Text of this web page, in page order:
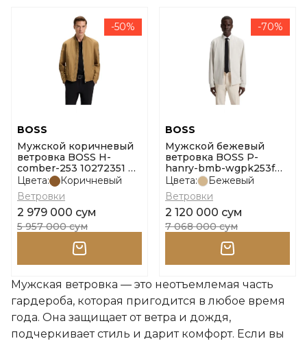
-50%
BOSS
Мужской коричневый
ветровка BOSS H-
comber-253 10272351 01
размер 54
Цвета:
Коричневый
Ветровки
2 979 000 сум
5 957 000 сум
-70%
BOSS
Мужской бежевый
ветровка BOSS P-
hanry-bmb-wgpk253f
10261380 01 размер 50
Цвета:
Бежевый
Ветровки
2 120 000 сум
7 068 000 сум
Мужская ветровка — это неотъемлемая часть
гардероба, которая пригодится в любое время
года. Она защищает от ветра и дождя,
подчеркивает стиль и дарит комфорт. Если вы